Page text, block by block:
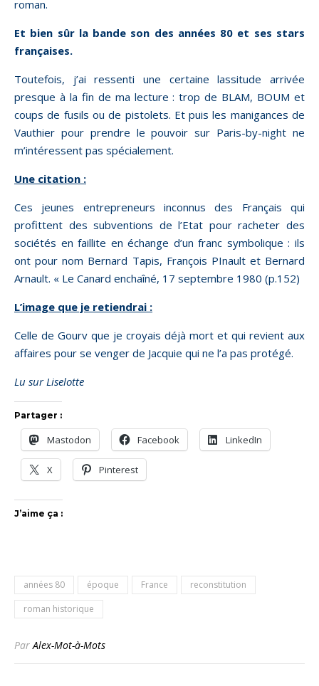
roman.
Et bien sûr la bande son des années 80 et ses stars
françaises.
Toutefois, j’ai ressenti une certaine lassitude arrivée
presque à la fin de ma lecture : trop de BLAM, BOUM et
coups de fusils ou de pistolets. Et puis les manigances de
Vauthier pour prendre le pouvoir sur Paris-by-night ne
m’intéressent pas spécialement.
Une citation :
Ces jeunes entrepreneurs inconnus des Français qui
profittent des subventions de l’Etat pour racheter des
sociétés en faillite en échange d’un franc symbolique : ils
ont pour nom Bernard Tapis, François PInault et Bernard
Arnault. « Le Canard enchaîné, 17 septembre 1980 (p.152)
L’image que je retiendrai :
Celle de Gourv que je croyais déjà mort et qui revient aux
affaires pour se venger de Jacquie qui ne l’a pas protégé.
Lu sur Liselotte
Partager :
Mastodon Facebook LinkedIn
X Pinterest
J’aime ça :
années 80 époque France
reconstitution
roman historique
ParAlex-Mot-à-Mots